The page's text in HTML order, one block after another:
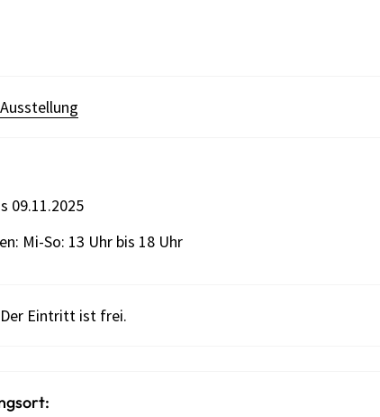
Ausstellung
09.11.2025
Mi-So: 13 Uhr bis 18 Uhr
Der Eintritt ist frei.